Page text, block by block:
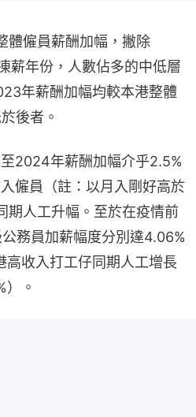
體僱員薪酬加幅，撇除
薪年份，人數佔多的中低層
年薪酬加幅均較本港整體
後者。
2024年薪酬加幅介乎2.5%
僱員（註：以月入剛好高於
期人工升幅。至於在疫情前
務員加薪幅度分別達4.06%
高收入打工仔同期人工增長
）。